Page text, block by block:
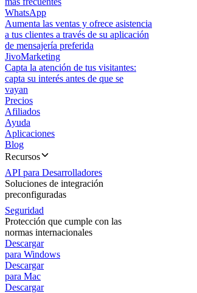
WhatsApp
Aumenta las ventas y ofrece asistencia
a tus clientes a través de su aplicación
de mensajería preferida
JivoMarketing
Capta la atención de tus visitantes:
capta su interés antes de que se
vayan
Precios
Afiliados
Ayuda
Aplicaciones
Blog
Recursos
API para Desarrolladores
Soluciones de integración
preconfiguradas
Seguridad
Protección que cumple con las
normas internacionales
Descargar
para Windows
Descargar
para Mac
Descargar